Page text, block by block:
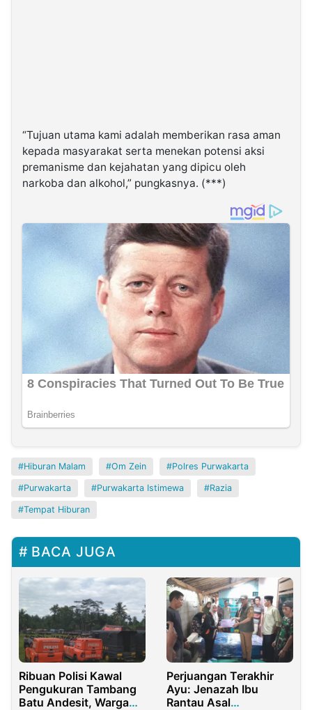
“Tujuan utama kami adalah memberikan rasa aman
kepada masyarakat serta menekan potensi aksi
premanisme dan kejahatan yang dipicu oleh
narkoba dan alkohol,” pungkasnya. (***)
Hiburan Malam Om Zein Polres Purwakarta
Purwakarta Purwakarta Istimewa Razia
Tempat Hiburan
BACA JUGA
Ribuan Polisi Kawal
Pengukuran Tambang
Batu Andesit, Warga
Perjuangan Terakhir
Ayu: Jenazah Ibu
Rantau Asal